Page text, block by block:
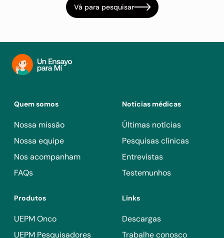
Vá para pesquisar
Quem somos
Nossa missão
Nossa equipe
Nos acompanham
FAQs
Notícias médicas
Últimas notícias
Pesquisas clínicas
Entrevistas
Testemunhos
Produtos
UEPM Onco
UEPM Pesquisadores
Links
Descargas
Trabalhe conosco